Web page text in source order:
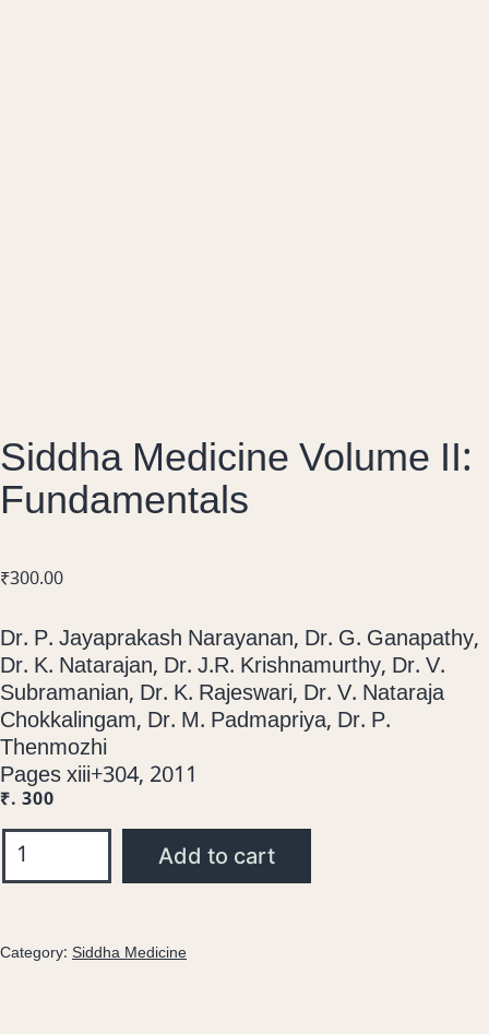
Siddha Medicine Volume II:
Fundamentals
₹300.00
Dr. P. Jayaprakash Narayanan, Dr. G. Ganapathy,
Dr. K. Natarajan, Dr. J.R. Krishnamurthy, Dr. V.
Subramanian, Dr. K. Rajeswari, Dr. V. Nataraja
Chokkalingam, Dr. M. Padmapriya, Dr. P.
Thenmozhi
Pages xiii+304, 2011
₹. 300
Add to cart
Category: Siddha Medicine